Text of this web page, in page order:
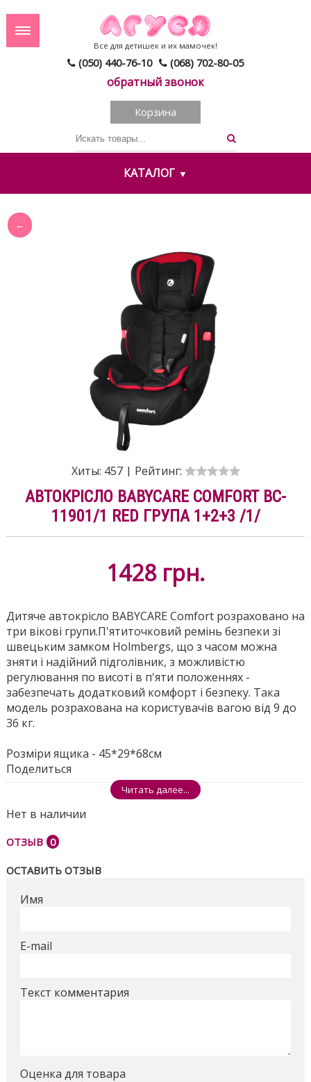
(050) 440-76-10 (068) 702-80-05
обратный звонок
Все для детишек и их мамочек!
Корзина
КАТАЛОГ
Хиты: 457 | Рейтинг:
АВТОКРІСЛО BABYCARE COMFORT BC-
11901/1 RED ГРУПА 1+2+3 /1/
1428 грн.
Дитяче автокрісло BABYCARE Comfort розраховано на
три вікові групи.П'ятиточковий ремінь безпеки зі
швецьким замком Holmbergs, що з часом можна
зняти і надійний підголівник, з можливістю
регулювання по висоті в п'яти положеннях -
забезпечать додатковий комфорт і безпеку. Така
модель розрахована на користувачів вагою від 9 до
36 кг.
Розміри ящика - 45*29*68см
Поделиться
Читать далее...
Нет в наличии
ОТЗЫВ 0
ОСТАВИТЬ ОТЗЫВ
Имя
E-mail
Текст комментария
Оценка для товара